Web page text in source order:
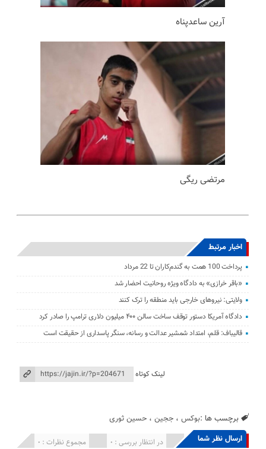
آرین ساعدپناه
مرتضی ریگی
اخبار مرتبط
پرداخت 100 همت به گندم‌کاران تا 22 مرداد
«باقر خرازی» به دادگاه ویژه روحانیت احضار شد
ولایتی: نیرو‌های خارجی باید منطقه را ترک کنند
دادگاه آمریکا دستور توقف ساخت سالن ۴۰۰ میلیون دلاری ترامپ را صادر کرد
قالیباف: قلم، امتداد شمشیر عدالت و رسانه، سنگر پاسداری از حقیقت است
لینک کوتاه
برچسب ها :بوکس ،ججین ،حسین ثوری
ارسال نظر شما مجموع نظرات : 0 در انتظار بررسی : 0 انتشار یافته : 0